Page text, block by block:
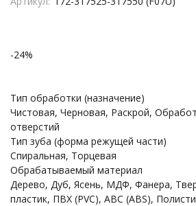
-24%
Тип обработки (назначение)
Чистовая, Черновая, Раскрой,
отверстий
Тип зуба (форма режущей части)
Спиральная, Торцевая
Обрабатываемый материал
Дерево, Дуб, Ясень, МДФ, Фанера,
пластик, ПВХ (PVC), ABC (ABS),